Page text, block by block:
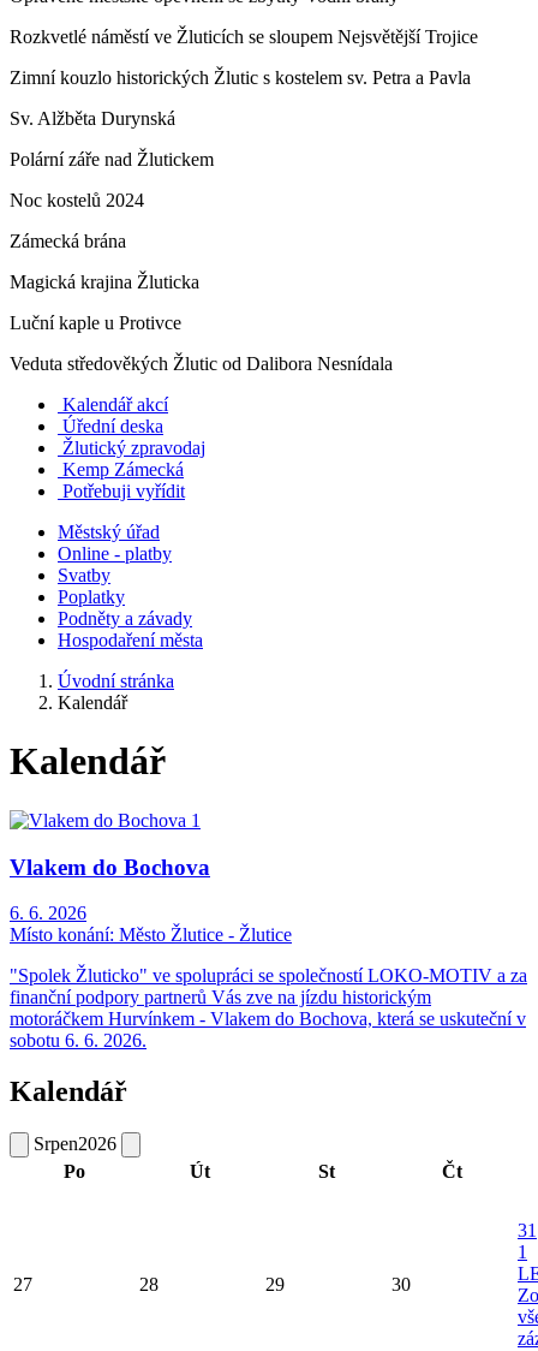
Rozkvetlé náměstí ve Žluticích se sloupem Nejsvětější Trojice
Zimní kouzlo historických Žlutic s kostelem sv. Petra a Pavla
Sv. Alžběta Durynská
Polární záře nad Žlutickem
Noc kostelů 2024
Zámecká brána
Magická krajina Žluticka
Luční kaple u Protivce
Veduta středověkých Žlutic od Dalibora Nesnídala
Kalendář akcí
Úřední deska
Žlutický zpravodaj
Kemp Zámecká
Potřebuji vyřídit
Městský úřad
Online - platby
Svatby
Poplatky
Podněty a závady
Hospodaření města
Úvodní stránka
Kalendář
Kalendář
Vlakem do Bochova
6. 6. 2026
Místo konání: Město Žlutice - Žlutice
"Spolek Žluticko" ve spolupráci se společností LOKO-MOTIV a za
finanční podpory partnerů Vás zve na jízdu historickým
motoráčkem Hurvínkem - Vlakem do Bochova, která se uskuteční v
sobotu 6. 6. 2026.
Kalendář
Srpen2026
Po
Út St Čt
27 28 29 30
31
1